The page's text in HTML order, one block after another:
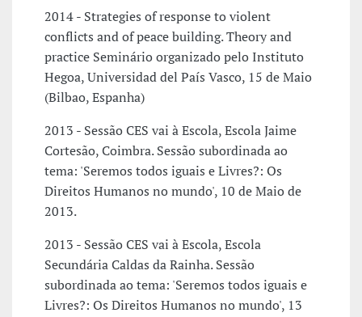
2014 - Strategies of response to violent
conflicts and of peace building. Theory and
practice Seminário organizado pelo Instituto
Hegoa, Universidad del País Vasco, 15 de Maio
(Bilbao, Espanha)
2013 - Sessão CES vai à Escola, Escola Jaime
Cortesão, Coimbra. Sessão subordinada ao
tema: 'Seremos todos iguais e Livres?: Os
Direitos Humanos no mundo', 10 de Maio de
2013.
2013 - Sessão CES vai à Escola, Escola
Secundária Caldas da Rainha. Sessão
subordinada ao tema: 'Seremos todos iguais e
Livres?: Os Direitos Humanos no mundo', 13